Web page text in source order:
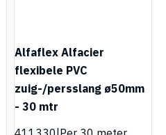
Alfaflex Alfacier
flexibele PVC
zuig-/persslang ø50mm
- 30 mtr